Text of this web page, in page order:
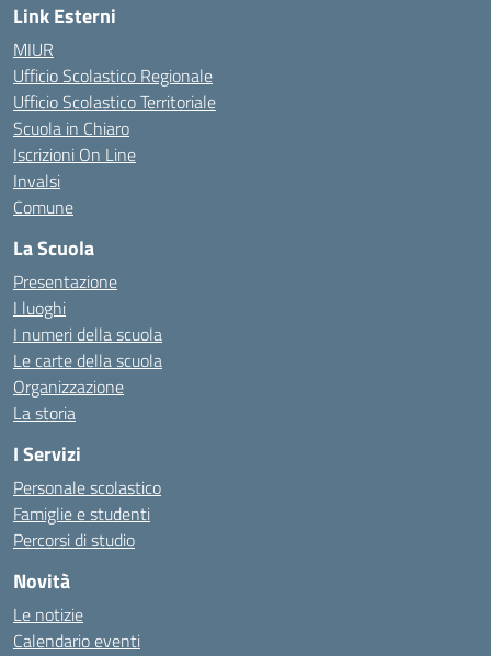
Link Esterni
MIUR
Ufficio Scolastico Regionale
Ufficio Scolastico Territoriale
Scuola in Chiaro
Iscrizioni On Line
Invalsi
Comune
La Scuola
Presentazione
I luoghi
I numeri della scuola
Le carte della scuola
Organizzazione
La storia
I Servizi
Personale scolastico
Famiglie e studenti
Percorsi di studio
Novità
Le notizie
Calendario eventi